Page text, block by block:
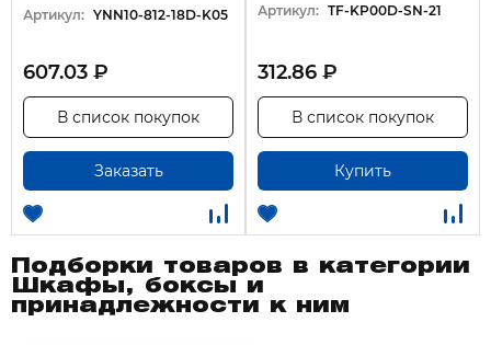
Артикул: YNN10-812-18D-K05
607.03 ₽
Заказать
В список покупок
Артикул: TF-KP00D-SN-21
312.86 ₽
Купить
В список покупок
Подборки товаров в категории
Шкафы, боксы и
принадлежности к ним